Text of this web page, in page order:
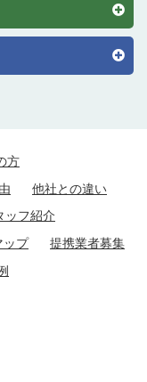
方
他社との違い
ッフ紹介
ップ
提携業者募集